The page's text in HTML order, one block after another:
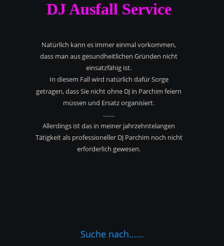
Natürlich kann es immer einmal vorkommen,
dass man aus gesundheitlichen Gründen nicht
einsatzfähig ist.
In diesem Fall wird natürlich dafür Sorge
getragen, dass Sie nicht ohne DJ in Parchim feiern
müssen und Ersatz organisiert.
…….
Allerdings ist das in meiner jahrzehntelangen
Tätigkeit als professioneller DJ Parchim noch nicht
erforderlich gewesen.
DJ Ausfall Service
Suche nach…...